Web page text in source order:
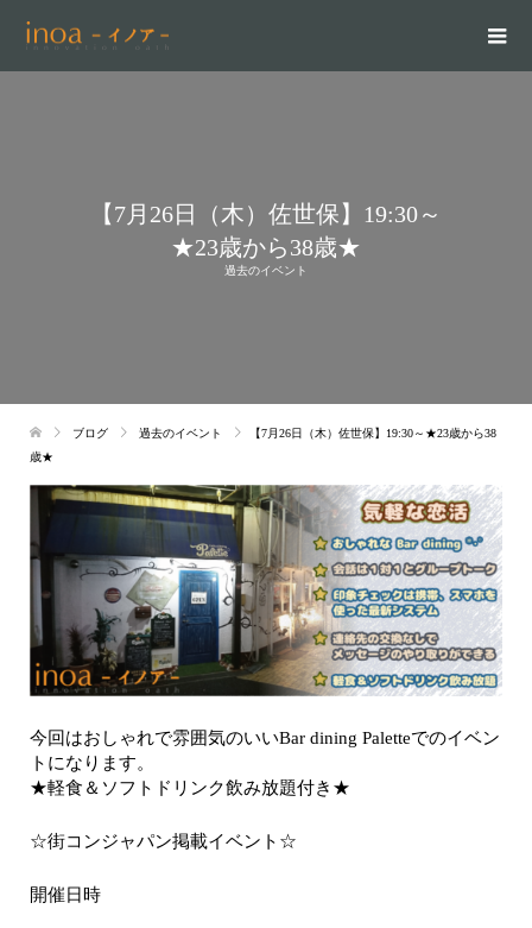
【7月26日（木）佐世保】19:30～
★23歳から38歳★
過去のイベント
ブログ 過去のイベント
【7月26日（木）佐世保】19:30～★23歳から38
歳★
今回はおしゃれで雰囲気のいいBar dining Paletteでのイベン
トになります。
★軽食＆ソフトドリンク飲み放題付き★
☆街コンジャパン掲載イベント☆
開催日時